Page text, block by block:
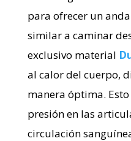
para ofrecer un
similar a caminar
exclusivo material
al calor del cuerpo,
manera óptima.
presión en las
circulación